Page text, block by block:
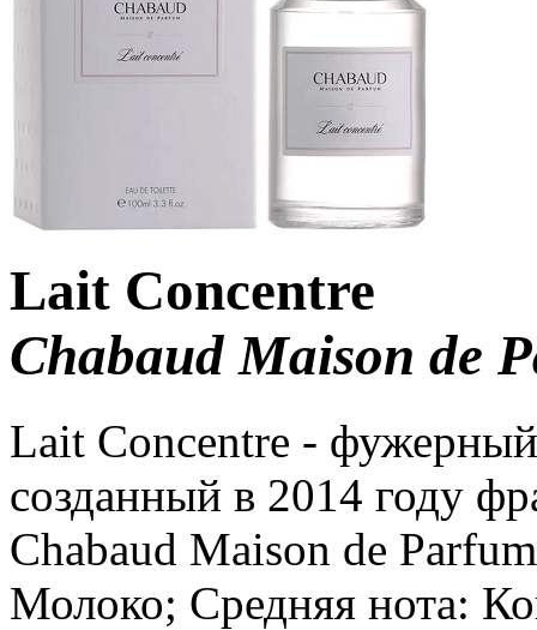
Lait Concentre
Chabaud Maison de
Lait Concentre -
созданный в 2014 году
Chabaud Maison de
Молоко; Средняя нота: